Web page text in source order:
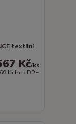
textilní
Kč/ks
Kčbez DPH